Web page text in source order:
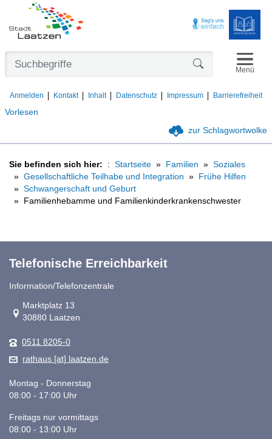
Vorlesen
Anmelden Kontakt Inhalt Datenschutz Impressum Barrierefreiheit
Menü
zur Schlagwortwolke
Sie befinden sich hier: Startseite Familien
Soziales
Gesellschaftliche Teilhabe und Integration
Frühe Hilfen
Schwangerschaft und Geburt
Familienhebamme und Familienkinderkrankenschwester
Telefonische Erreichbarkeit
Information/Telefonzentrale
Link zur Google-Maps Navigation
Marktplatz 13
30880 Laatzen
0511 8205-0
rathaus [at] laatzen.de
Montag - Donnerstag
08:00 - 17:00 Uhr
Freitags nur vormittags
08:00 - 13:00 Uhr